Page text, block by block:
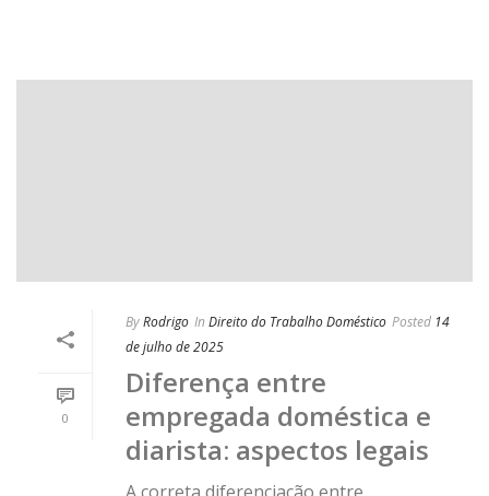
0
ByRodrigo In Direito do Trabalho Doméstico Posted 14
de julho de 2025
Diferença entre
empregada doméstica e
diarista: aspectos legais